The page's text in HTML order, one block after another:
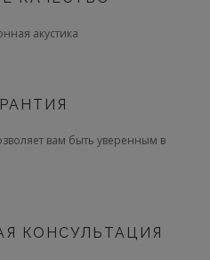
акустика
вам быть уверенным в
КОНСУЛЬТАЦИЯ